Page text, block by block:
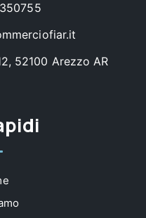
52100 Arezzo AR